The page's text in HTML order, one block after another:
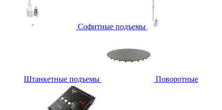
Софитные подъемы
Штанкетные подъемы Поворотные